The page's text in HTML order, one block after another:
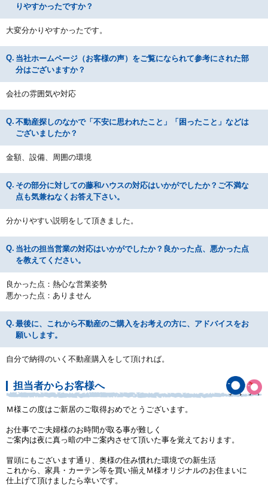
りやすかったですか？
大変分かりやすかったです。
当社ホームページ（お客様の声）をご覧になられて参考にされた部
分はございますか？
会社の雰囲気や対応
不動産探しのなかで「不安に思われたこと」「困ったこと」などは
ございましたか？
金額、設備、周囲の環境
その部分に対しての藤和ハウスの対応はいかがでしたか？ご不満な
点も気兼ねなくお答え下さい。
分かりやすい説明をして頂きました。
当社の担当営業の対応はいかがでしたか？良かった点、悪かった点
を教えてください。
良かった点：熱心な営業姿勢
悪かった点：ありません
最後に、これから不動産のご購入をお考えの方に、アドバイスをお
願いします。
自分で納得のいく不動産購入をして頂ければ。
担当者からお客様へ
Ｍ様この度はご新居のご取得おめでとうございます。
お仕事でご夫婦様のお時間が取る事が難しく
ご案内は夜に真っ暗の中ご案内させて頂いた事を覚えております。
冒頭にもございます通り、奥様の住み慣れた環境での新生活
これから、家具・カーテン等を買い揃えＭ様オリジナルのお住まいに
仕上げて頂けましたら幸いです。